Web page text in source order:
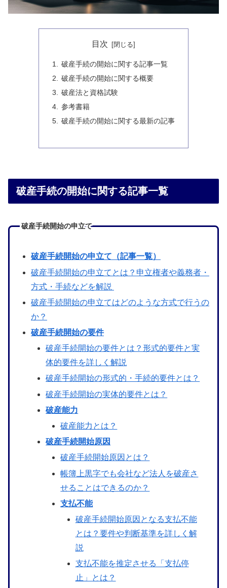
目次
破産手続の開始に関する記事一覧
破産手続の開始に関する概要
破産法と資格試験
参考書籍
破産手続の開始に関する最新の記事
破産手続の開始に関する記事一覧
破産手続開始の申立て
破産手続開始の申立て（記事一覧）
破産手続開始の申立てとは？申立権者や義務者・
方式・手続などを解説
破産手続開始の申立てはどのような方式で行うの
か？
破産手続開始の要件
破産手続開始の要件とは？形式的要件と実
体的要件を詳しく解説
破産手続開始の形式的・手続的要件とは？
破産手続開始の実体的要件とは？
破産能力
破産能力とは？
破産手続開始原因
破産手続開始原因とは？
帳簿上黒字でも会社など法人を破産さ
せることはできるのか？
支払不能
破産手続開始原因となる支払不能
とは？要件や判断基準を詳しく解
説
支払不能を推定させる「支払停
止」とは？